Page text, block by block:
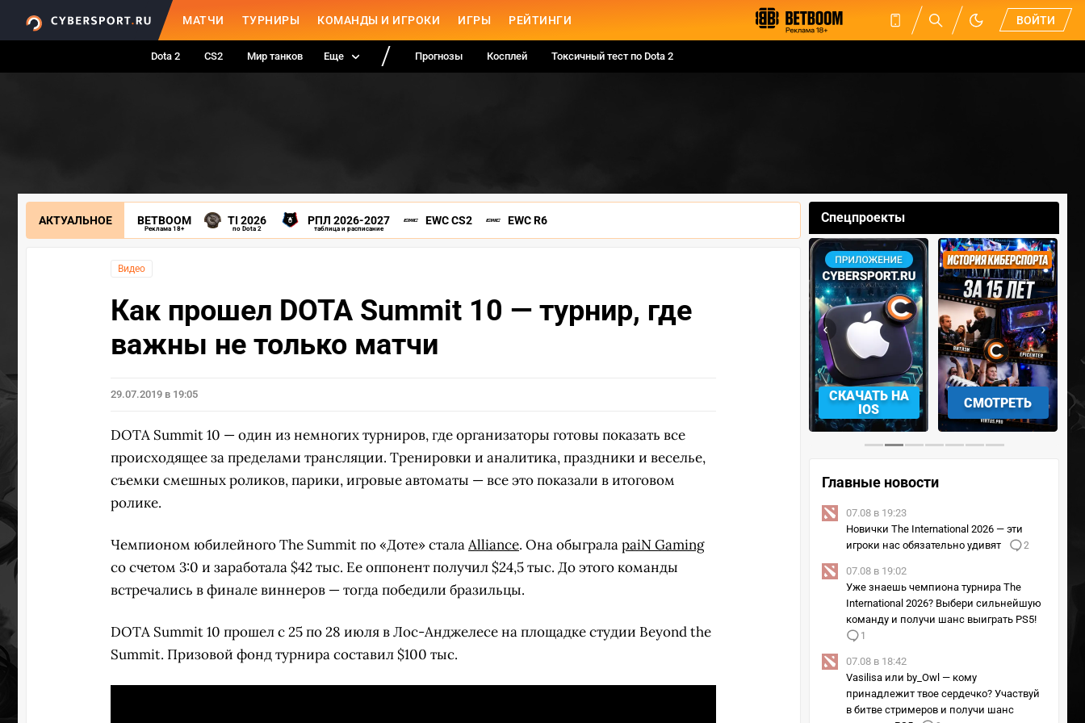
МАТЧИ ТУРНИРЫ КОМАНДЫ И ИГРОКИ ИГРЫ РЕЙТИНГИ ВОЙТИ
Dota 2 CS2 Мир танков Еще Прогнозы Косплей Токсичный тест по Dota 2
АКТУАЛЬНОЕ BETBOOM
Реклама 18+
TI 2026
по Dota 2
РПЛ 2026-2027
таблица и расписание
EWC CS2 EWC R6
Видео
Как прошел DOTA Summit 10 — турнир, где
важны не только матчи
29.07.2019 в 19:05
DOTA Summit 10 — один из немногих турниров, где организаторы готовы показать все
происходящее за пределами трансляции. Тренировки и аналитика, праздники и веселье,
съемки смешных роликов, парики, игровые автоматы — все это показали в итоговом
ролике.
Чемпионом юбилейного The Summit по «Доте» сталаAlliance. ОнаобыгралаpaiN Gaming
со счетом 3:0 и заработала $42 тыс. Ее оппонент получил $24,5 тыс. До этого команды
встречались в финале виннеров — тогда победили бразильцы.
DOTA Summit 10 прошел с 25 по 28 июля в Лос-Анджелесе на площадке студии Beyond the
Summit. Призовой фонд турнира составил $100 тыс.
Спецпроекты
СМОТРЕТЬ УЧАСТВОВАТЬ
‹ ›
Главные новости
07.08 в 19:23
Новички The International 2026 — эти
игроки нас обязательно удивят
2
07.08 в 19:02
Уже знаешь чемпиона турнира The
International 2026? Выбери сильнейшую
команду и получи шанс выиграть PS5!
1
07.08 в 18:42
Vasilisa или by_Owl — кому
принадлежит твое сердечко? Участвуй
в битве стримеров и получи шанс